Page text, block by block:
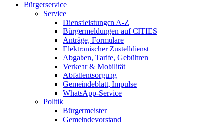
Bürgerservice
Service
Dienstleistungen A-Z
Bürgermeldungen auf CITIES
Anträge, Formulare
Elektronischer Zustelldienst
Abgaben, Tarife, Gebühren
Verkehr & Mobilität
Abfallentsorgung
Gemeindeblatt, Impulse
WhatsApp-Service
Politik
Bürgermeister
Gemeindevorstand